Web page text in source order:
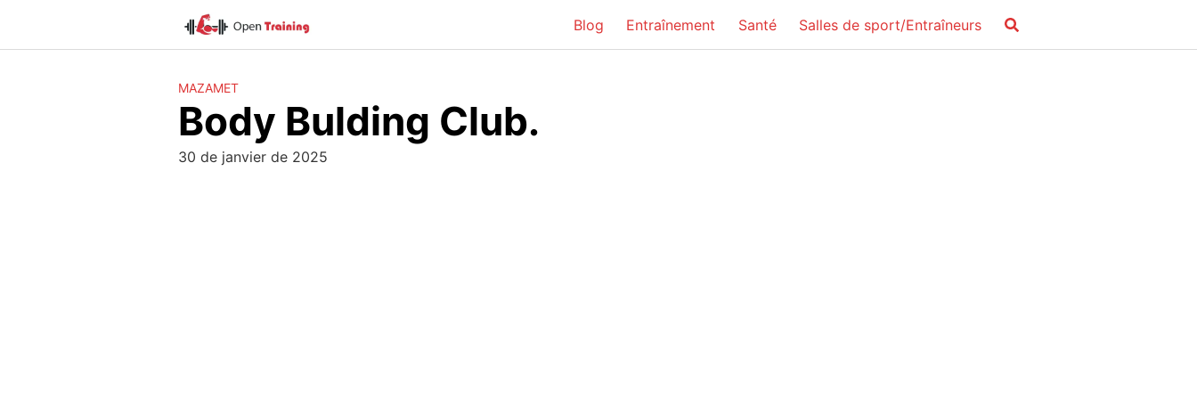
content
Blog Entraînement Santé Salles de sport/Entraîneurs
MAZAMET
Body Bulding Club.
30 de janvier de 2025